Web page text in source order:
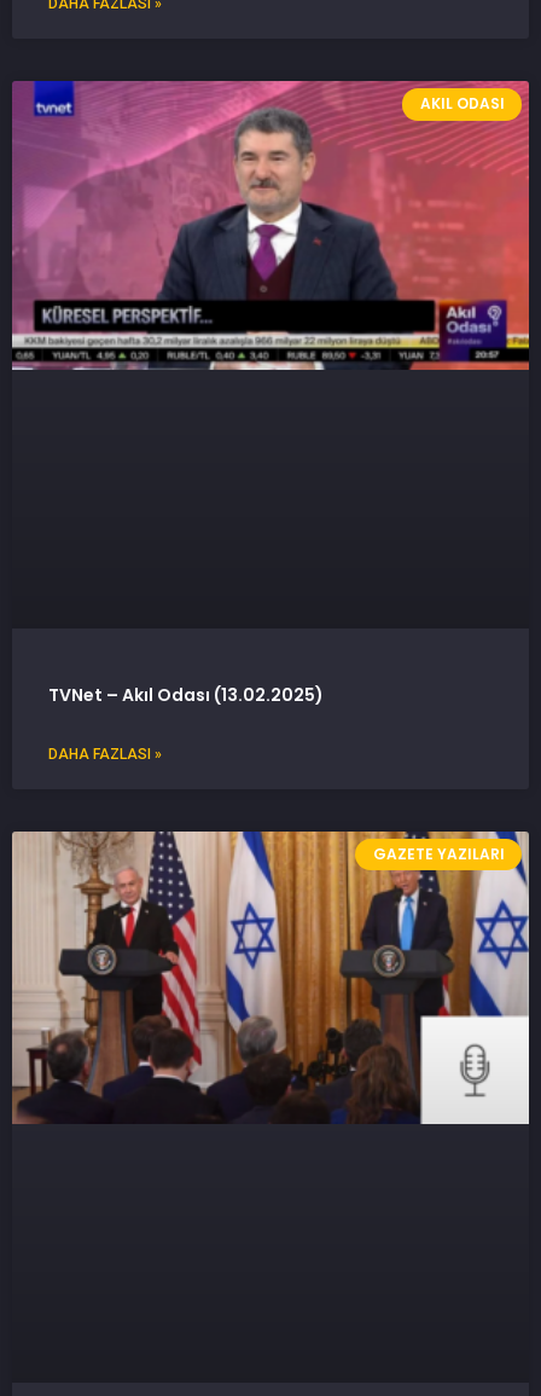
DAHA FAZLASI »
AKIL ODASI
TVNet – Akıl Odası (13.02.2025)
DAHA FAZLASI »
GAZETE YAZILARI